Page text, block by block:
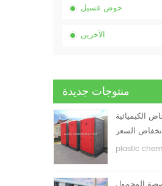
حوض غسيل
الآخرين
منتوجات جديدة
الكيميائية
السعر
plastic